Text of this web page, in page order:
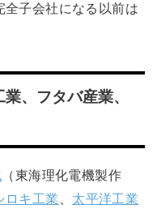
全子会社になる以前は
、フタバ産業、
（東海理化電機製作
ロキ工業
太平洋工業